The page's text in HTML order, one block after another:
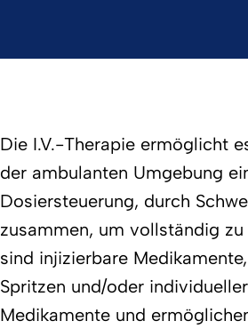
Die I.V.-Therapie ermöglicht
der ambulanten Umgebung
Dosiersteuerung, durch
zusammen, um vollständig
sind injizierbare
Spritzen und/oder
Medikamente und